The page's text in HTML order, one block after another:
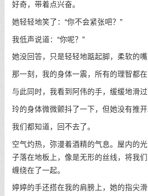
好奇，带着点兴奋。
她轻轻地笑了：“你不会紧张吧？”
我低声说道：“你呢？”
她没回答，只是轻轻地踮起脚，柔软的嘴
那一刻，我的身体一震，所有的理智都在
与此同时，我看到阿伟的手，缓缓地滑过
玲的身体微微颤抖了一下，但她没有推开
我们都知道，回不去了。
空气灼热，弥漫着酒精的气息。屋内的
子落在地板上，像是无形的丝线，将我
缠绕在了一起。
婷婷的手还搭在我的肩膀上，她的指尖